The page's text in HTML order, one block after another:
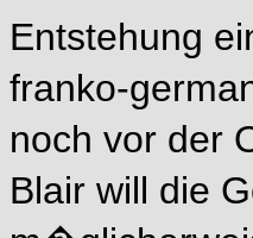
Entstehung
franko-
noch vor der
Blair will die